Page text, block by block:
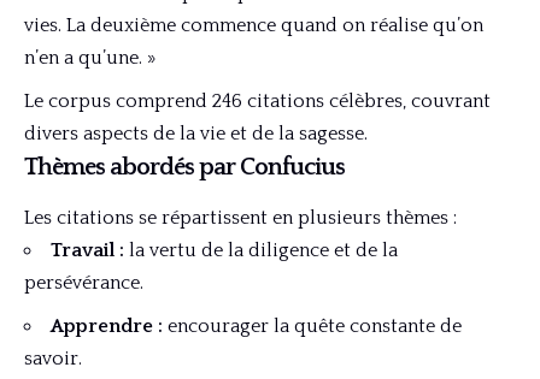
vies. La deuxième commence quand on réalise qu’on
n’en a qu’une. »
Le corpus comprend 246 citations célèbres, couvrant
divers aspects de la vie et de la sagesse.
Thèmes abordés par Confucius
Les citations se répartissent en plusieurs thèmes :
Travail : la vertu de la diligence et de la
persévérance.
Apprendre : encourager la quête constante de
savoir.